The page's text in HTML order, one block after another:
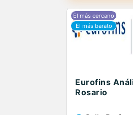
Eurofins
Rosario